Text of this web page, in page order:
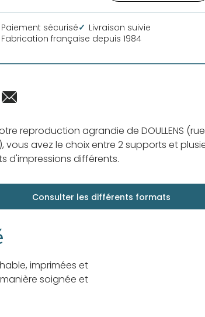
Paiement sécurisé
Livraison suivie
Fabrication française depuis 1984
reproduction agrandie de DOULLENS
vous avez le choix entre 2 supports et
d'impressions différents.
Consulter les différents formats
imprimées et
soignée et